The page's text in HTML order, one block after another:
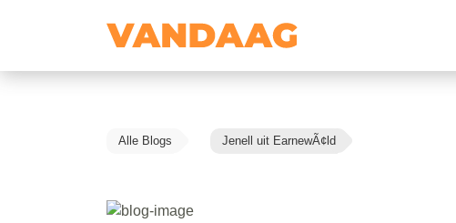
Alle Blogs Jenell uit EarnewÃ¢ld